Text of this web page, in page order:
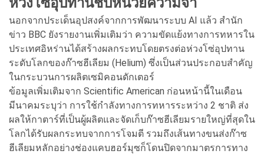
นอกจากประเด็นอุปสงค์จากการพัฒนาระบบ AI แล้ว สำนัก
ข่าว BBC ยังรายงานเพิ่มเติมว่า ความขัดแย้งทางการทหารใน
ประเทศอิหร่านได้สร้างผลกระทบโดยตรงต่อห่วงโซ่อุปทาน
ระดับโลกของก๊าซฮีเลียม (Helium) ซึ่งเป็นส่วนประกอบสำคัญ
ในกระบวนการผลิตเซมิคอนดักเตอร์
ข้อมูลเพิ่มเติมจาก Scientific American ก่อนหน้านี้ในเดือน
มีนาคมระบุว่า การใช้กำลังทางการทหารระหว่าง 2 ชาติ ส่ง
ผลให้กาตาร์ที่เป็นผู้ผลิตและจัดเก็บก๊าซฮีเลียมรายใหญ่ที่สุดใน
โลกได้รับผลกระทบจากการโจมตี รวมถึงเส้นทางขนส่งก๊าซ
ฮีเลียมหลักอย่างช่องแคบฮอร์มุซก็โดนปิดจากมาตรการทาง